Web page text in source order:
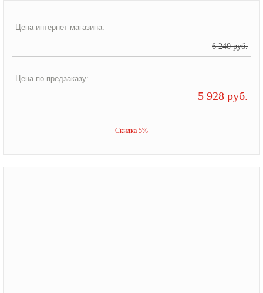
Цена интернет-магазина:
6 240 руб.
Цена по предзаказу:
5 928 руб.
Скидка 5%